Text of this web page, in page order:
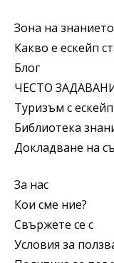
Зона на знанието
Какво е ескейп
Блог
ЧЕСТО
Туризъм с
Библиотека
Докладване на
За нас
Кои сме ние?
Свържете се с
Условия за